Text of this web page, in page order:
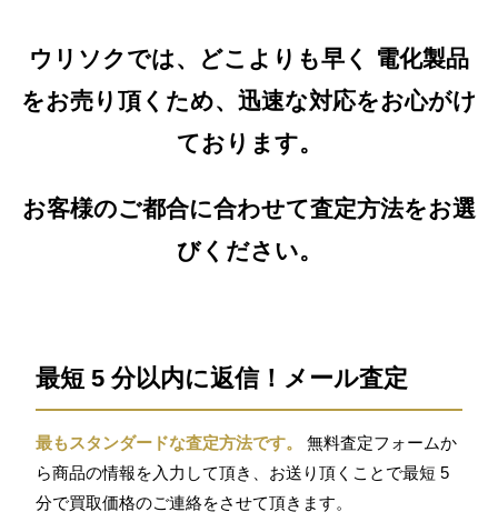
ウリソクでは、どこよりも早く 電化製品
をお売り頂くため、迅速な対応をお心がけ
ております。
お客様のご都合に合わせて査定方法をお選
びください。
最短 5 分以内に返信！メール査定
最もスタンダードな査定方法です。
無料査定フォームか
ら商品の情報を入力して頂き、お送り頂くことで最短 5
分で買取価格のご連絡をさせて頂きます。